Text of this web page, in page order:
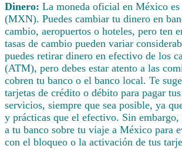
Dinero: La moneda oficial en México
(MXN). Puedes cambiar tu dinero en
cambio, aeropuertos o hoteles, pero ten
tasas de cambio pueden variar
puedes retirar dinero en efectivo de los
(ATM), pero debes estar atento a las
cobren tu banco o el banco local. Te
tarjetas de crédito o débito para pagar
servicios, siempre que sea posible, ya
y prácticas que el efectivo. Sin
a tu banco sobre tu viaje a México para
con el bloqueo o la activación de tus